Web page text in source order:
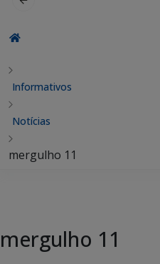
Informativos
Notícias
mergulho 11
mergulho 11